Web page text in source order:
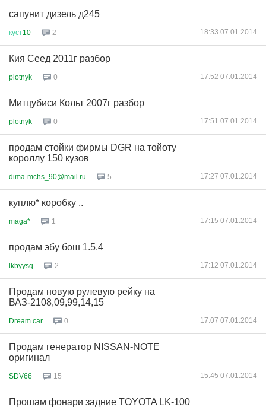
сапунит дизель д245
куст10 2 18:33 07.01.2014
Кия Сеед 2011г разбор
plotnyk 0 17:52 07.01.2014
Митцубиси Кольт 2007г разбор
plotnyk 0 17:51 07.01.2014
продам стойки фирмы DGR на тойоту
короллу 150 кузов
dima-mchs_90@mail.ru 5 17:27 07.01.2014
куплю* коробку ..
maga* 1 17:15 07.01.2014
продам эбу бош 1.5.4
lkbyysq 2 17:12 07.01.2014
Продам новую рулевую рейку на
ВАЗ-2108,09,99,14,15
Dream car 0 17:07 07.01.2014
Продам генератор NISSAN-NOTE
оригинал
SDV66 15 15:45 07.01.2014
Прошам фонари задние TOYOTA LK-100